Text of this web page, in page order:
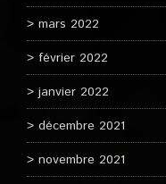
mars 2022
février 2022
janvier 2022
décembre 2021
novembre 2021